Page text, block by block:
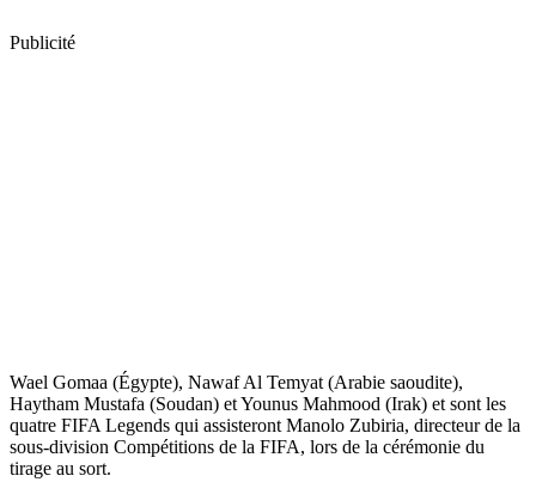
Publicité
Wael Gomaa (Égypte), Nawaf Al Temyat (Arabie saoudite),
Haytham Mustafa (Soudan) et Younus Mahmood (Irak) et sont les
quatre FIFA Legends qui assisteront Manolo Zubiria, directeur de la
sous-division Compétitions de la FIFA, lors de la cérémonie du
tirage au sort.